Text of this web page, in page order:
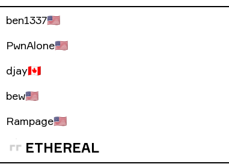
ben1337🇺🇸
PwnAlone🇺🇸
djay🇨🇦
bew🇺🇸
Rampage🇺🇸
ETHEREAL